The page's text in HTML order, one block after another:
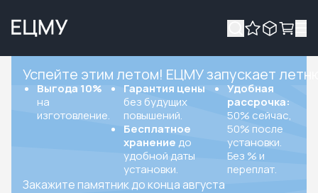
Успейте этим летом! ЕЦМУ запускает
Выгода 10%
на
изготовление.
Гарантия цены
без будущих
повышений.
Бесплатное
хранение до
удобной даты
установки.
Удобная
рассрочка:
50% сейчас,
50% после
установки.
Без % и
переплат.
Закажите памятник до конца августа